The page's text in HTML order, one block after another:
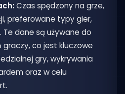
Czas spędzony na grze,
preferowane typy gier,
Te dane są używane do
co jest kluczowe
gry, wykrywania
oraz w celu